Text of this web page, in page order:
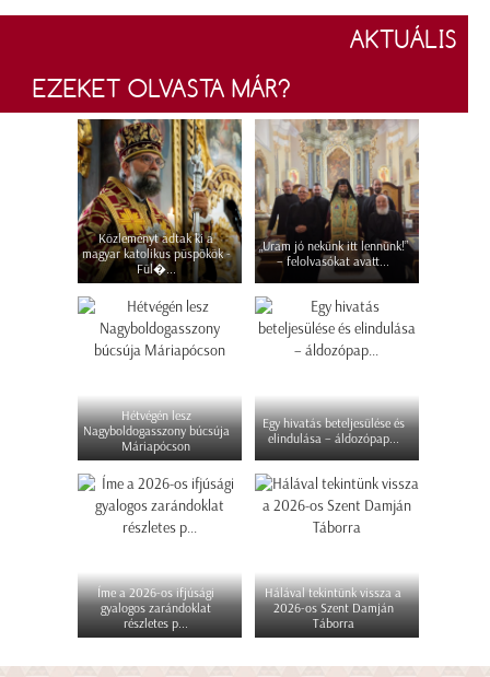
AKTUÁLIS
EZEKET OLVASTA MÁR?
Közleményt adtak ki a
magyar katolikus püspökök -
Fül�...
„Uram jó nekünk itt lennünk!”
– felolvasókat avatt...
Hétvégén lesz
Nagyboldogasszony búcsúja
Máriapócson
Egy hivatás beteljesülése és
elindulása – áldozópap...
Íme a 2026-os ifjúsági
gyalogos zarándoklat
részletes p...
Hálával tekintünk vissza a
2026-os Szent Damján
Táborra